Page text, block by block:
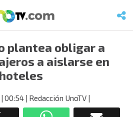
plantea obligar a
a aislarse en
hoteles
| 00:54| Redacción UnoTV|